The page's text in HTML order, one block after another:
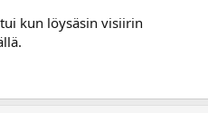
kun löysäsin visiirin